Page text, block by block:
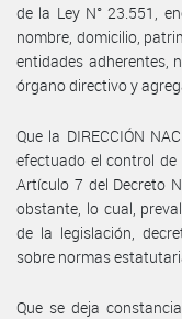
de la Ley N° 23.551,
nombre, domicilio,
entidades adherentes,
órgano directivo y
Que la DIRECCIÓN
efectuado el control
Artículo 7 del Decreto
obstante, lo cual,
de la legislación,
sobre normas
Que se deja